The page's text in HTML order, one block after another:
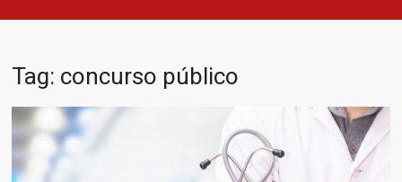
Tag: concurso público